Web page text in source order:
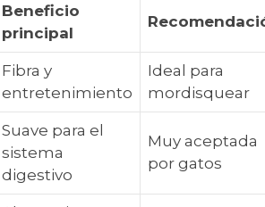
Beneficio
principal
Fibra y
entretenimiento
Ideal para
mordisquear
Suave para el
sistema
digestivo
Muy aceptada
por gatos